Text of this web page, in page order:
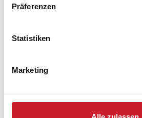
Präferenzen
Statistiken
Marketing
Reisezeitraumes auch Änderungen bei
Hausbeschreibung und/oder der